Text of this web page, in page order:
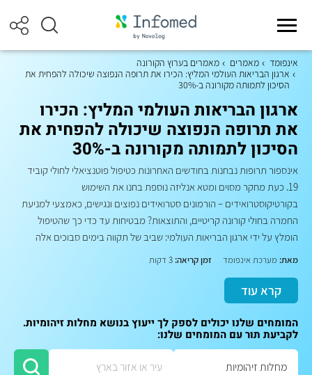
אינפומד מאמרים
מאמרים בערוץ הקורונה
ארגון הבריאות העולמי המליץ: הכירו את תרופה הנפוצה שיכולה להפחית את
הסיכון לתמותה מקורונה ב-30%
ארגון הבריאות העולמי המליץ: הכירו
את תרופה הנפוצה שיכולה להפחית את
הסיכון לתמותה מקורונה ב-30%
אינספור תרופות נבחנות בחודשים האחרונות כטיפול פוטנציאלי לחולי קוביד
19. כעת מחקר מסוים ומטא אנליזה נוספת בחנו את השימוש
בקורטיקוסטרואידים – הורמונים סטרואידים נפוצים ונגישים, כאמצעי למניעת
החמרה בחולי קורונה קריטיים, והתוצאות? מבטיחות עד כדי כך שהטיפול
הומלץ על ידי ארגון הבריאות העולמי: שביב של תקווה בימים סבוכים אלה
מאת: מערכת אינפומד זמן קריאה:
קרא עוד
המומחים שלנו יכולים לספק לך ייעוץ בנושא מחלות זיהומיות.
לקביעת תור עם המומחים שלנו: